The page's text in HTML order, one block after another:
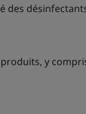
des
y